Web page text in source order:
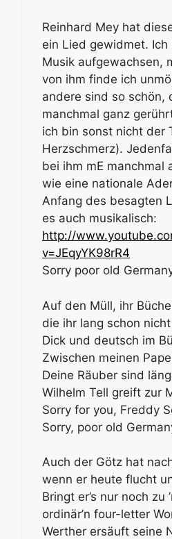
Reinhard Mey hat
ein Lied gewidmet.
Musik aufgewachsen,
von ihm finde ich
andere sind so schön,
manchmal ganz
ich bin sonst nicht der
Herzschmerz).
bei ihm mE manchmal
wie eine nationale
Anfang des besagten
es auch musikalisch:
http://
v=JEqyYK98rR4
Sorry poor old
Auf den Müll, ihr
die ihr lang schon
Dick und deutsch im
Zwischen meinen
Deine Räuber sind
Wilhelm Tell greift zur
Sorry for you, Freddy
Sorry, poor old
Auch der Götz hat
wenn er heute flucht
Bringt er’s nur noch zu
ordinär’n four-letter
Werther ersäuft seine